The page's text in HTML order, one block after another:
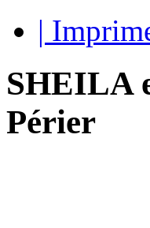
|
SHEILA
Périer